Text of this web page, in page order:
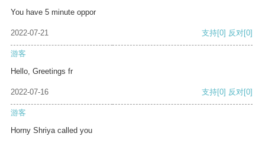
You have 5 minute oppor
2022-07-21 支持[0] 反对[0]
游客
Hello, Greetings fr
2022-07-16 支持[0] 反对[0]
游客
Horny Shriya called you